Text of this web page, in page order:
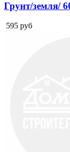
Грунт/земля/
595 руб